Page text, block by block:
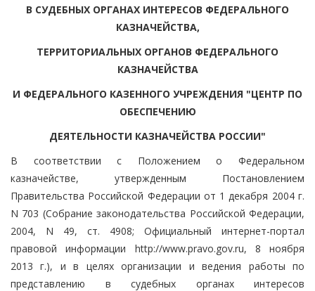
В СУДЕБНЫХ ОРГАНАХ ИНТЕРЕСОВ ФЕДЕРАЛЬНОГО
КАЗНАЧЕЙСТВА,
ТЕРРИТОРИАЛЬНЫХ ОРГАНОВ ФЕДЕРАЛЬНОГО
КАЗНАЧЕЙСТВА
И ФЕДЕРАЛЬНОГО КАЗЕННОГО УЧРЕЖДЕНИЯ "ЦЕНТР ПО
ОБЕСПЕЧЕНИЮ
ДЕЯТЕЛЬНОСТИ КАЗНАЧЕЙСТВА РОССИИ"
В соответствии с Положением о Федеральном
казначействе, утвержденным Постановлением
Правительства Российской Федерации от 1 декабря 2004 г.
N 703 (Собрание законодательства Российской Федерации,
2004, N 49, ст. 4908; Официальный интернет-портал
правовой информации http://www.pravo.gov.ru, 8 ноября
2013 г.), и в целях организации и ведения работы по
представлению в судебных органах интересов